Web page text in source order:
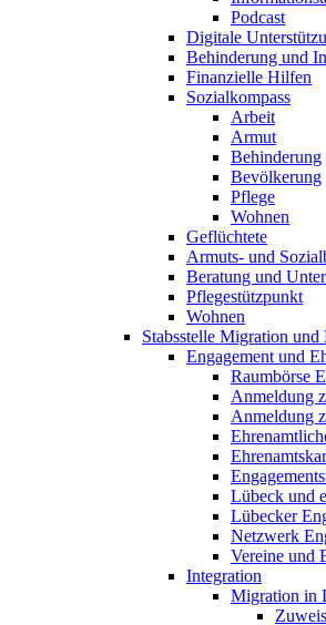
Podcast
Digitale
Behinderung und
Finanzielle Hilfen
Sozialkompass
Arbeit
Armut
Behinderung
Bevölkerung
Pflege
Wohnen
Geflüchtete
Armuts- und
Beratung und
Pflegestützpunkt
Wohnen
Stabsstelle Migration und
Engagement und
Raumbörse
Anmeldung
Anmeldung
Lübeck und
Lübecker
Netzwerk
Vereine und
Integration
Migration in